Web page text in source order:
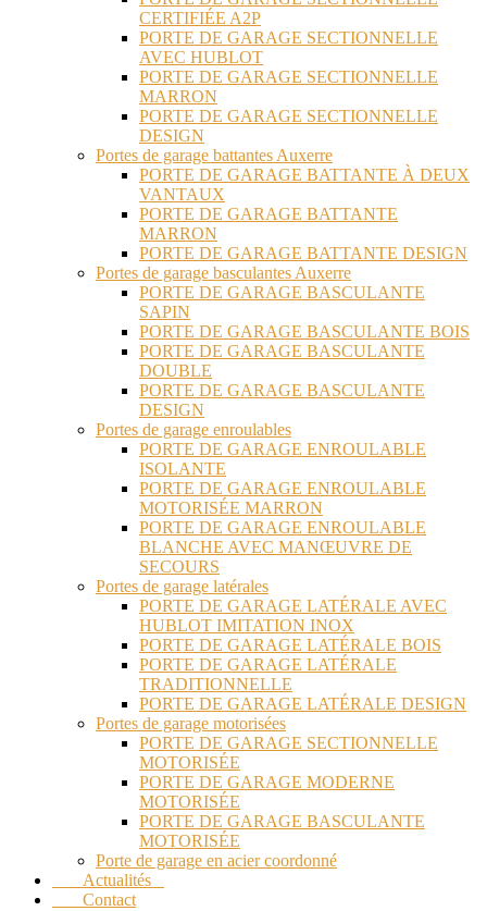
CERTIFIÉE A2P
PORTE DE GARAGE SECTIONNELLE
AVEC HUBLOT
PORTE DE GARAGE SECTIONNELLE
MARRON
PORTE DE GARAGE SECTIONNELLE
DESIGN
Portes de garage battantes Auxerre
PORTE DE GARAGE BATTANTE À DEUX
VANTAUX
PORTE DE GARAGE BATTANTE
MARRON
PORTE DE GARAGE BATTANTE DESIGN
Portes de garage basculantes Auxerre
PORTE DE GARAGE BASCULANTE
SAPIN
PORTE DE GARAGE BASCULANTE BOIS
PORTE DE GARAGE BASCULANTE
DOUBLE
PORTE DE GARAGE BASCULANTE
DESIGN
Portes de garage enroulables
PORTE DE GARAGE ENROULABLE
ISOLANTE
PORTE DE GARAGE ENROULABLE
MOTORISÉE MARRON
PORTE DE GARAGE ENROULABLE
BLANCHE AVEC MANŒUVRE DE
SECOURS
Portes de garage latérales
PORTE DE GARAGE LATÉRALE AVEC
HUBLOT IMITATION INOX
PORTE DE GARAGE LATÉRALE BOIS
PORTE DE GARAGE LATÉRALE
TRADITIONNELLE
PORTE DE GARAGE LATÉRALE DESIGN
Portes de garage motorisées
PORTE DE GARAGE SECTIONNELLE
MOTORISÉE
PORTE DE GARAGE MODERNE
MOTORISÉE
PORTE DE GARAGE BASCULANTE
MOTORISÉE
Porte de garage en acier coordonné
Actualités
Contact